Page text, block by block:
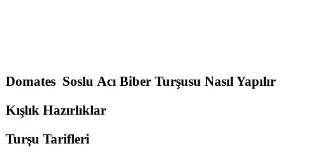
Domates Soslu Acı Biber Turşusu Nasıl Yapılır
Kışlık Hazırlıklar
Turşu Tarifleri